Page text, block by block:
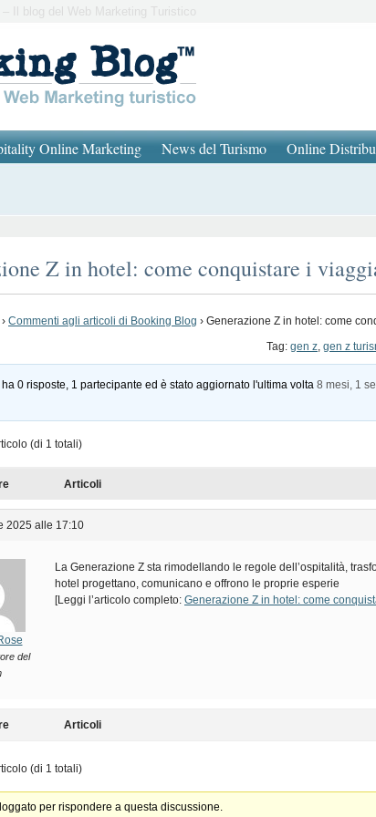
Il blog del Web Marketing Turistico
Online Marketing News del Turismo Online
Z in hotel: come conquistare i
› Commenti agli articoli di Booking Blog › Generazione Z in hotel: come
Tag: gen z, gen z
0 risposte, 1 partecipante ed è stato aggiornato l'ultima volta8 mesi, 1
(di 1 totali)
Articoli
2025 alle 17:10
del
La Generazione Z sta rimodellando le regole dell’ospitalità,
hotel progettano, comunicano e offrono le proprie esperie
[Leggi l’articolo completo: Generazione Z in hotel: come
Articoli
(di 1 totali)
per rispondere a questa discussione.